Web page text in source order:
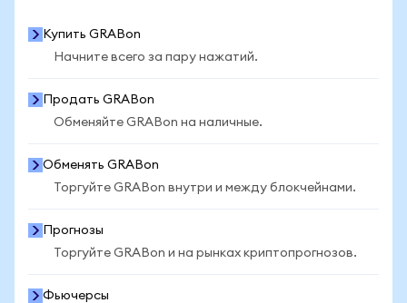
Купить GRABon
Начните всего за пару нажатий.
Продать GRABon
Обменяйте GRABon на наличные.
Обменять GRABon
Торгуйте GRABon внутри и между блокчейнами.
Прогнозы
Торгуйте GRABon и на рынках криптопрогнозов.
Фьючерсы